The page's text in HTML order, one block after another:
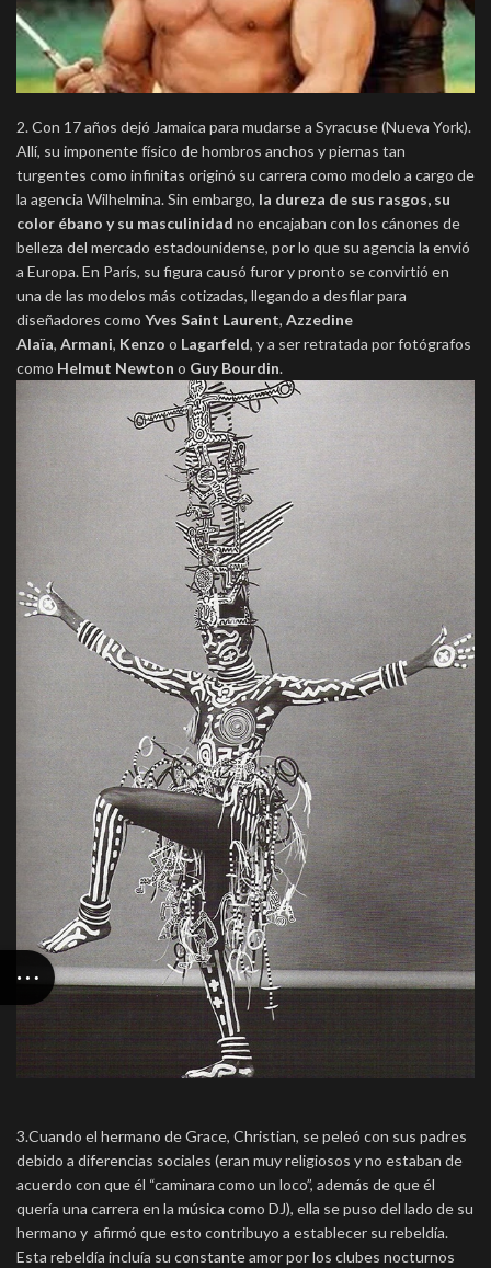
2. Con 17 años dejó Jamaica para mudarse a Syracuse (Nueva York).
Allí, su imponente físico de hombros anchos y piernas tan
turgentes como infinitas originó su carrera como modelo a cargo de
la agencia Wilhelmina. Sin embargo, la dureza de sus rasgos, su
color ébano y su masculinidad no encajaban con los cánones de
belleza del mercado estadounidense, por lo que su agencia la envió
a Europa. En París, su figura causó furor y pronto se convirtió en
una de las modelos más cotizadas, llegando a desfilar para
diseñadores como Yves Saint Laurent, Azzedine
Alaïa, Armani, Kenzo o Lagarfeld, y a ser retratada por fotógrafos
como Helmut Newton o Guy Bourdin.
3.Cuando el hermano de Grace, Christian, se peleó con sus padres
debido a diferencias sociales (eran muy religiosos y no estaban de
acuerdo con que él “caminara como un loco”, además de que él
quería una carrera en la música como DJ), ella se puso del lado de su
hermano y afirmó que esto contribuyo a establecer su rebeldía.
Esta rebeldía incluía su constante amor por los clubes nocturnos